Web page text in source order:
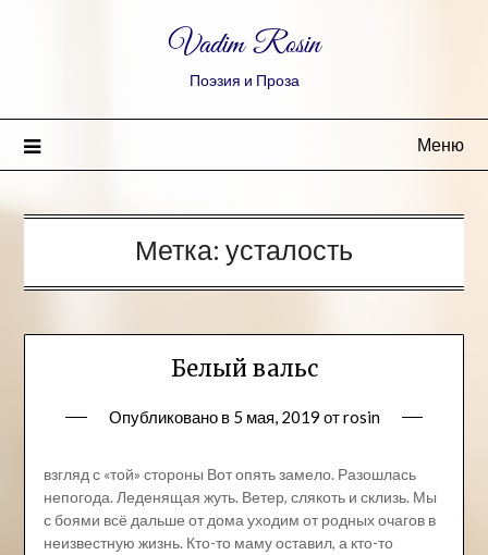
Vadim Rosin
Поэзия и Проза
Меню
Метка: усталость
Белый вальс
Опубликовано в 5 мая, 2019 отrosin
взгляд с «той» стороны Вот опять замело. Разошлась
непогода. Леденящая жуть. Ветер, слякоть и склизь. Мы
с боями всё дальше от дома уходим от родных очагов в
неизвестную жизнь. Кто-то маму оставил, а кто-то